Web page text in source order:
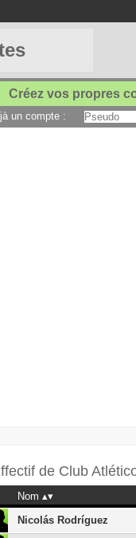
Créez vos propres
un compte :
de Club
Nom
Nicolás Rodríguez